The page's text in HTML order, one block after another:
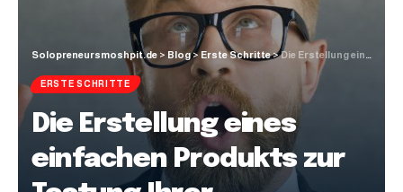
Solopreneursmoshpit.de > Blog>Erste Schritte>Die Erstellung eines einfachen Produkts zur Testung Ihrer Geschäftsidee
ERSTE SCHRITTE
Die Erstellung eines
einfachen Produkts zur